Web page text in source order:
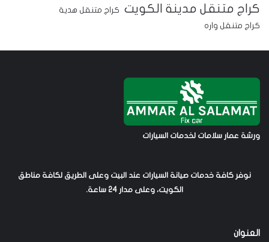
كراج متنقل مدينة الكويت
كراج متنقل هدية
كراج متنقل واره
ورشة عمار سلامات لخدمات السيارات
نوفر كافة خدمات صيانة السيارات عند البيت وعلى الطريق لكافة مناطق
الكويت، وعلى مدار 24 ساعة.
العنوان